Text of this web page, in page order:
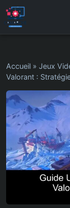
Accueil » Jeux
Valorant :